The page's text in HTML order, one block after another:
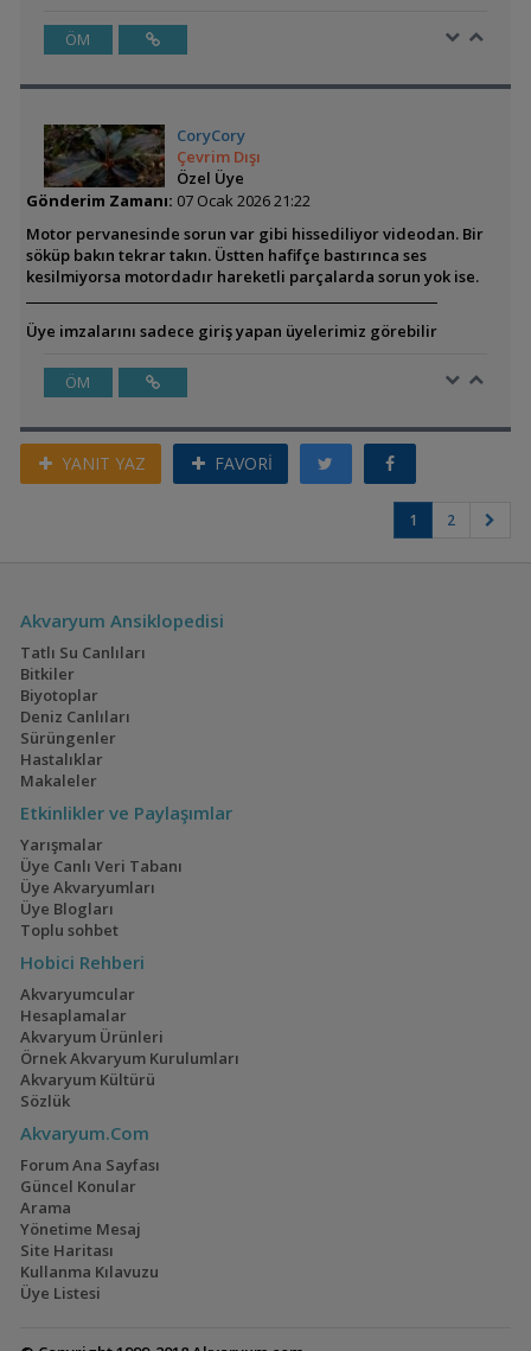
ÖM
CoryCory
Çevrim Dışı
Özel Üye
Gönderim Zamanı: 07 Ocak 2026 21:22
Motor pervanesinde sorun var gibi hissediliyor videodan. Bir
söküp bakın tekrar takın. Üstten hafifçe bastırınca ses
kesilmiyorsa motordadır hareketli parçalarda sorun yok ise.
Üye imzalarını sadece giriş yapan üyelerimiz görebilir
ÖM
YANIT YAZ FAVORİ
1 2
Akvaryum Ansiklopedisi
Tatlı Su Canlıları
Bitkiler
Biyotoplar
Deniz Canlıları
Sürüngenler
Hastalıklar
Makaleler
Etkinlikler ve Paylaşımlar
Yarışmalar
Üye Canlı Veri Tabanı
Üye Akvaryumları
Üye Blogları
Toplu sohbet
Hobici Rehberi
Akvaryumcular
Hesaplamalar
Akvaryum Ürünleri
Örnek Akvaryum Kurulumları
Akvaryum Kültürü
Sözlük
Akvaryum.Com
Forum Ana Sayfası
Güncel Konular
Arama
Yönetime Mesaj
Site Haritası
Kullanma Kılavuzu
Üye Listesi